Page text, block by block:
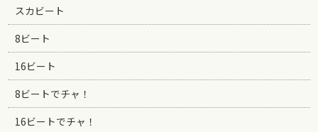
スカビート
8ビート
16ビート
8ビートでチャ！
16ビートでチャ！